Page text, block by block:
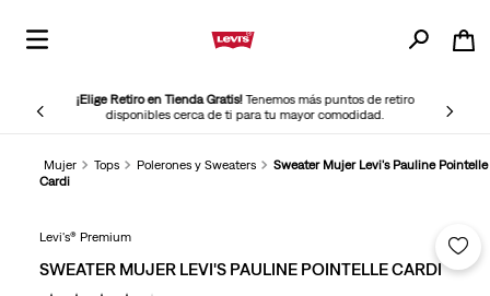
¡Elige Retiro en Tienda Gratis!Tenemos más puntos de retiro
disponibles cerca de ti para tu mayor comodidad.
Mujer Tops Polerones y Sweaters
Sweater Mujer Levi's Pauline Pointelle
Cardi
Levi's® Premium
SWEATER MUJER LEVI'S PAULINE POINTELLE CARDI